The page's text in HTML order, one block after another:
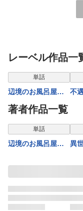
レーベル作品一
単話
辺境のお風呂屋さ
ん、ハーレムにな
る～山奥にある寂
れた温泉の効能が
チートすぎて女冒
険者に大人気な件
不
著者作品一覧
単話
辺境のお風呂屋さ
る～山奥にある寂
チートすぎて女冒
険者に大人気な件
異
ン